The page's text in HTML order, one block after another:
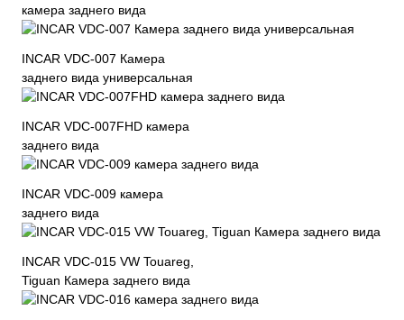
камера заднего вида
INCAR VDC-007 Камера
заднего вида универсальная
INCAR VDC-007FHD камера
заднего вида
INCAR VDC-009 камера
заднего вида
INCAR VDC-015 VW Touareg,
Tiguan Камера заднего вида